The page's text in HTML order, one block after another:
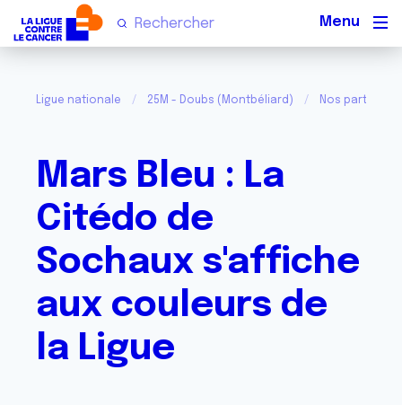
Ligue nationale 25M - Doubs (Montbéliard) Nos
Mars Bleu : La
Citédo de
Sochaux s'affiche
aux couleurs de
la Ligue